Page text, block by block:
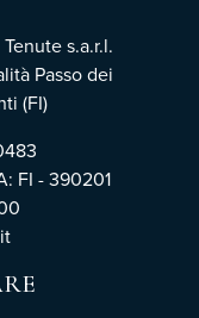
s.a.r.l.
Passo dei
(FI)
FI - 390201